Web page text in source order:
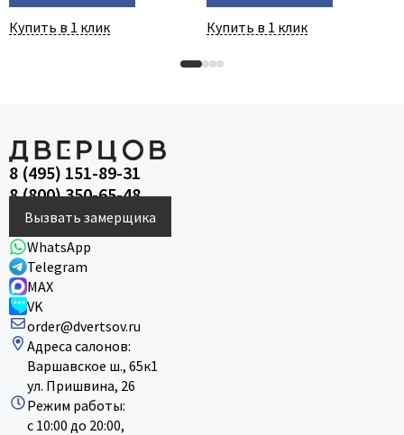
Купить в 1 клик Купить в 1 клик
8 (495) 151-89-31
8 (800) 350-65-48
Вызвать замерщика
WhatsApp
Telegram
MAX
VK
order@dvertsov.ru
Адреса салонов:
Варшавское ш., 65к1
ул. Пришвина, 26
Режим работы:
с 10:00 до 20:00,